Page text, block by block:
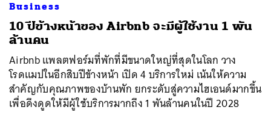
Business
10 ปีข้างหน้าของ Airbnb จะมีผู้ใช้งาน 1 พัน
ล้านคน
Airbnb แพลตฟอร์มที่พักที่มีขนาดใหญ่ที่สุดในโลก วาง
โรดแมปในอีกสิบปีข้างหน้า เปิด 4 บริการใหม่ เน้นให้ความ
สำคัญกับคุณภาพของบ้านพัก ยกระดับสู่ความไฮเอนด์มากขึ้น
เพื่อดึงดูดให้มีผู้ใช้บริการมากถึง 1 พันล้านคนในปี 2028